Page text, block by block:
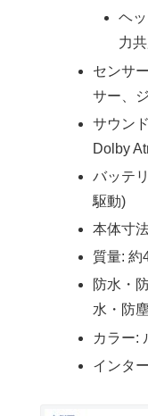
ヘ
力
センサ
サー、
サウン
Dolby
バッテ
駆動)
本体寸
質量: 約
防水・
水・防
カラー:
インタ